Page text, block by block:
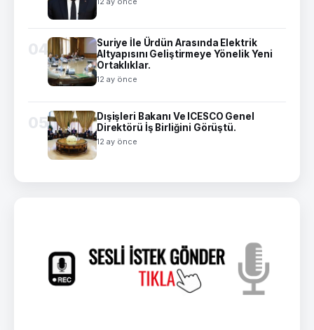
04
Suriye İle Ürdün Arasında Elektrik
Altyapısını Geliştirmeye Yönelik Yeni
Ortaklıklar.
12 ay önce
05
Dışişleri Bakanı Ve ICESCO Genel
Direktörü İş Birliğini Görüştü.
12 ay önce